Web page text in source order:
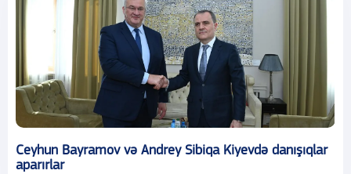
Ceyhun Bayramov və Andrey Sibiqa Kiyevdə danışıqlar
aparırlar